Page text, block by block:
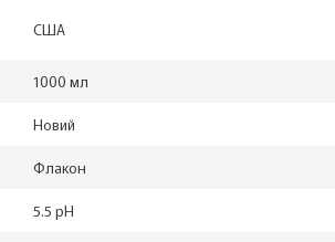
США
1000 мл
Новий
Флакон
5.5 pH